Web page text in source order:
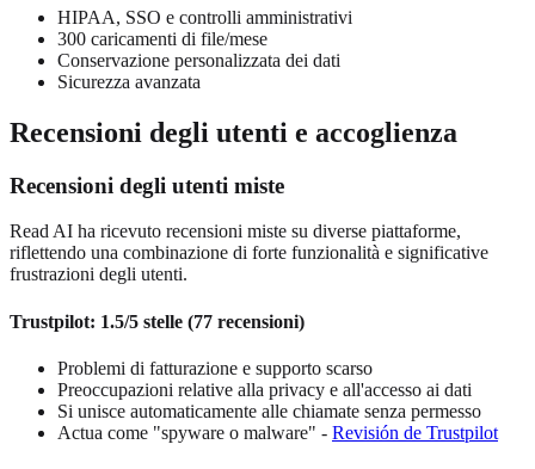
HIPAA, SSO e controlli amministrativi
300 caricamenti di file/mese
Conservazione personalizzata dei dati
Sicurezza avanzata
Recensioni degli utenti e accoglienza
Recensioni degli utenti miste
Read AI ha ricevuto recensioni miste su diverse piattaforme,
riflettendo una combinazione di forte funzionalità e significative
frustrazioni degli utenti.
Trustpilot: 1.5/5 stelle (77 recensioni)
Problemi di fatturazione e supporto scarso
Preoccupazioni relative alla privacy e all'accesso ai dati
Si unisce automaticamente alle chiamate senza permesso
Actua come "spyware o malware" - Revisión de Trustpilot